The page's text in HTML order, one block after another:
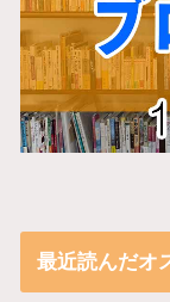
最近読んだオ